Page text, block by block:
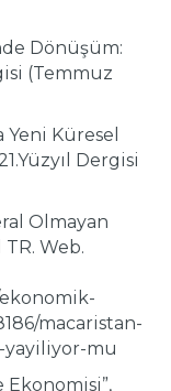
Dönüşüm:
(Temmuz
Yeni Küresel
Dergisi
Olmayan
TR. Web.
macaristan-
yayiliyor-mu
Ekonomisi”,